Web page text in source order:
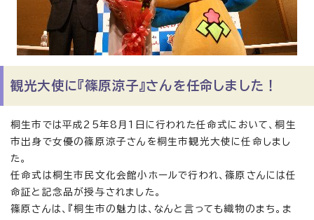
観光大使に『篠原涼子』さんを任命しました！
桐生市では平成25年8月1日に行われた任命式において、桐生
市出身で女優の篠原涼子さんを桐生市観光大使に任命しまし
た。
任命式は桐生市民文化会館小ホールで行われ、篠原さんには任
命証と記念品が授与されました。
篠原さんは、『桐生市の魅力は、なんと言っても織物のまち。ま